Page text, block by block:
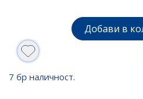
Добави в
7 бр наличност.